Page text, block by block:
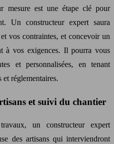
mesure est une étape clé pour
Un constructeur expert saura
vos contraintes, et concevoir un
à vos exigences. Il pourra vous
et personnalisées, en tenant
et réglementaires.
et suivi du chantier
un constructeur expert
des artisans qui interviendront